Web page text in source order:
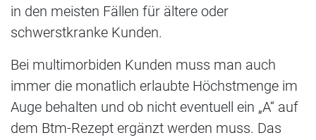
in den meisten Fällen für ältere oder
schwerstkranke Kunden.
Bei multimorbiden Kunden muss man auch
immer die monatlich erlaubte Höchstmenge im
Auge behalten und ob nicht eventuell ein „A“ auf
dem Btm-Rezept ergänzt werden muss. Das